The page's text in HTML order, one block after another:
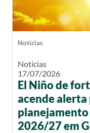
Notícias
Notícias
17/07/2026
El Niño de
acende alerta
planejamento
2026/27 em